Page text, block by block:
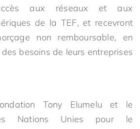
aux réseaux et aux
de la TEF, et recevront
non remboursable, en
besoins de leurs entreprises.
Tony Elumelu et le
Nations Unies pour le